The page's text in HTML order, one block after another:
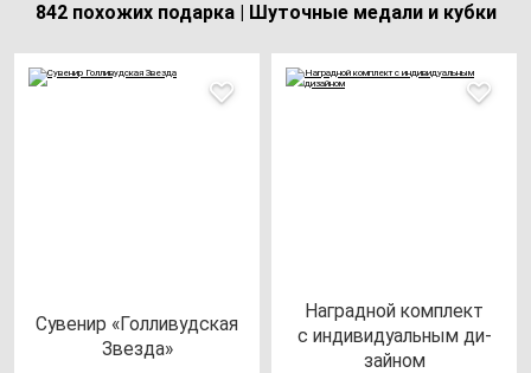
842 похожих подарка | Шуточные медали и кубки
Суве­нир «Гол­ли­вуд­ская
Звез­да»
Наг­рад­ной ком­плект
с ин­ди­ви­ду­аль­ным ди­
зай­ном